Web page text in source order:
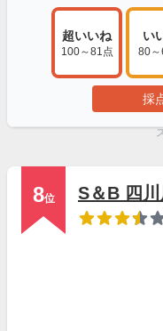
超いいね
100～81点
い
80～
採
8位
S＆B 四